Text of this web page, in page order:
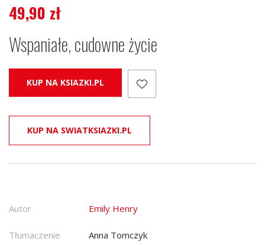
49,90 zł
Wspaniałe, cudowne życie
KUP NA KSIAZKI.PL
KUP NA SWIATKSIAZKI.PL
Autor Emily Henry
Tłumaczenie Anna Tomczyk